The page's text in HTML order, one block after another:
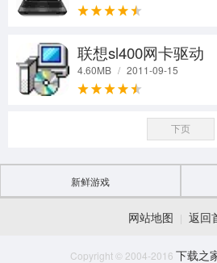
联想sl400网卡驱动
4.60MB / 2011-09-15
下页
新鲜游戏
网站地图 | 返回
Copyright © 2004-2016 下载之